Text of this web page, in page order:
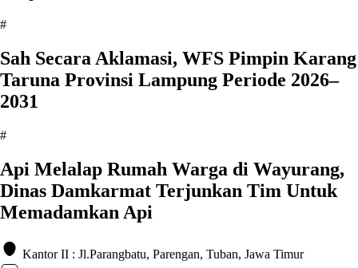
#
Sah Secara Aklamasi, WFS Pimpin Karang
Taruna Provinsi Lampung Periode 2026–
2031
#
Api Melalap Rumah Warga di Wayurang,
Dinas Damkarmat Terjunkan Tim Untuk
Memadamkan Api
Kantor II : Jl.Parangbatu, Parengan, Tuban, Jawa Timur